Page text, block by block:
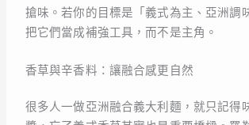
搶味。若你的目標是「義式為主、亞洲調
把它們當成補強工具，而不是主角。
香草與辛香料：讓融合感更自然
很多人一做亞洲融合義大利麵，就只記得